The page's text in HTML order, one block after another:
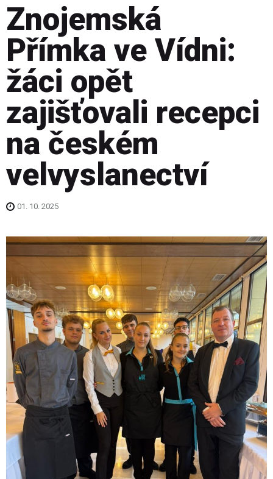
Znojemská
Přímka ve Vídni:
žáci opět
zajišťovali recepci
na českém
velvyslanectví
01. 10. 2025